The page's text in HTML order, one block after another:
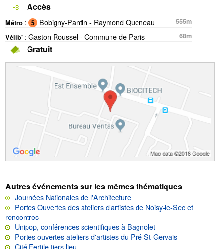
Accès
Métro : Bobigny-Pantin - Raymond Queneau
555m
Vélib' : Gaston Roussel - Commune de Paris 68m
Gratuit
Autres événements sur les mêmes thématiques
Journées Nationales de l'Architecture
Portes Ouvertes des ateliers d'artistes de Noisy-le-Sec et
rencontres
Unipop, conférences scientifiques à Bagnolet
Portes ouvertes ateliers d'artistes du Pré St-Gervais
Cité Fertile tiers lieu